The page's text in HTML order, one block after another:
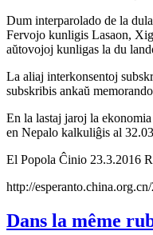
Dum interparolado de la
Fervojo kunligis Lasaon,
aŭtovojoj kunligas la du
La aliaj interkonsentoj
subskribis ankaŭ
En la lastaj jaroj la
en Nepalo kalkuliĝis al
El Popola Ĉinio 23.3.2016
http://
Dans la même